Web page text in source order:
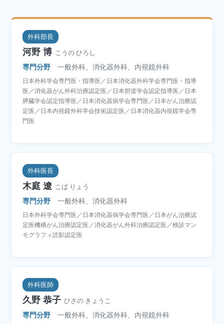
外科部長
河野 博 こうの ひろし
専門分野 一般外科、消化器外科、内視鏡外科
日本外科学会専門医・指導医／日本消化器外科学会専門医・指導
医／消化器がん外科治療認定医／日本胆道学会認定指導医／日本
膵臓学会認定指導医／日本消化器病学会専門医／日本がん治療認
定医／日本内視鏡外科学会技術認定医／日本消化器内視鏡学会専
門医
外科医長
木庭 遼 こば りょう
専門分野 一般外科、消化器外科
日本外科学会専門医／日本消化器病学会専門医／日本がん治療認
定医機構がん治療認定医／消化器がん外科治療認定医／検診マン
モグラフィ読影認定医
外科医師
久野 恭子 ひさの きょうこ
専門分野 一般外科、消化器外科、内視鏡外科